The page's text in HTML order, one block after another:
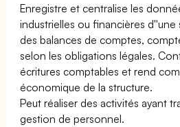
Enregistre et centralise les
industrielles ou financières
des balances de comptes,
selon les obligations légales.
écritures comptables et rend
économique de la structure.
Peut réaliser des activités ayant
gestion de personnel.